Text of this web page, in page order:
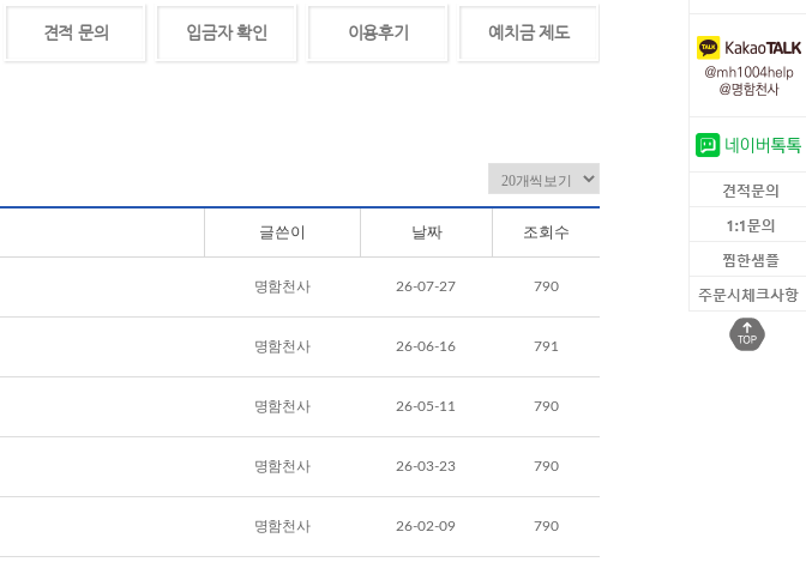
견적 문의 입금자 확인 이용후기 예치금 제도
글쓴이 날짜 조회수
명함천사 26-07-27 790
명함천사 26-06-16 791
명함천사 26-05-11 790
명함천사 26-03-23 790
명함천사 26-02-09 790